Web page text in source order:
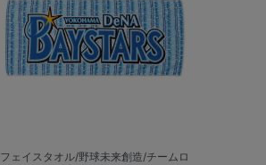
フェイスタオル/野球未来創造/チームロ